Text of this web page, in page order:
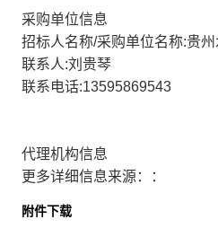
采购单位信息
招标人名称/采购单位名称:贵
联系人:刘贵琴
联系电话:13595869543
代理机构信息
更多详细信息来源：：
附件下载